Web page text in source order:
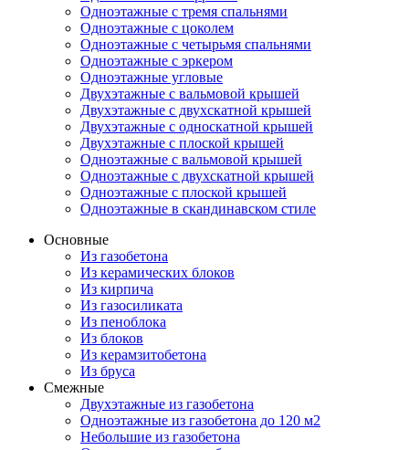
Одноэтажные с тремя спальнями
Одноэтажные с цоколем
Одноэтажные с четырьмя спальнями
Одноэтажные с эркером
Одноэтажные угловые
Двухэтажные с вальмовой крышей
Двухэтажные с двухскатной крышей
Двухэтажные с односкатной крышей
Двухэтажные с плоской крышей
Одноэтажные с вальмовой крышей
Одноэтажные с двухскатной крышей
Одноэтажные с плоской крышей
Одноэтажные в скандинавском стиле
Основные
Из газобетона
Из керамических блоков
Из кирпича
Из газосиликата
Из пеноблока
Из блоков
Из керамзитобетона
Из бруса
Смежные
Двухэтажные из газобетона
Одноэтажные из газобетона до 120 м2
Небольшие из газобетона